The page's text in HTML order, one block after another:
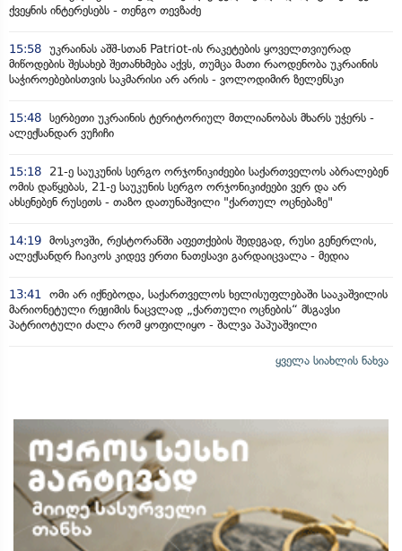
ქვეყნის ინტერესებს - თენგო თევზაძე
15:58 უკრაინას აშშ-სთან Patriot-ის რაკეტების ყოველთვიურად
მიწოდების შესახებ შეთანხმება აქვს, თუმცა მათი რაოდენობა უკრაინის
საჭიროებებისთვის საკმარისი არ არის - ვოლოდიმირ ზელენსკი
15:48 სერბეთი უკრაინის ტერიტორიულ მთლიანობას მხარს უჭერს -
ალექსანდარ ვუჩიჩი
15:18
21-ე საუკუნის სერგო ორჯონიკიძეები საქართველოს აბრალებენ
ომის დაწყებას, 21-ე საუკუნის სერგო ორჯონიკიძეები ვერ და არ
ახსენებენ რუსეთს - თაზო დათუნაშვილი "ქართულ ოცნებაზე"
14:19 მოსკოვში, რესტორანში აფეთქების შედეგად, რუსი გენერლის,
ალექსანდრ ჩაიკოს კიდევ ერთი ნათესავი გარდაიცვალა - მედია
13:41
ომი არ იქნებოდა, საქართველოს ხელისუფლებაში სააკაშვილის
მარიონეტული რეჟიმის ნაცვლად „ქართული ოცნების“ მსგავსი
პატრიოტული ძალა რომ ყოფილიყო - შალვა პაპუაშვილი
ყველა სიახლის ნახვა